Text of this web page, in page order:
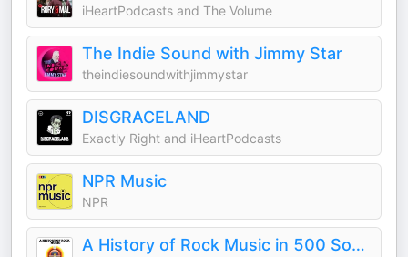
iHeartPodcasts and The Volume
The Indie Sound with Jimmy Star
theindiesoundwithjimmystar
DISGRACELAND
Exactly Right and iHeartPodcasts
NPR Music
NPR
A History of Rock Music in 500 Songs